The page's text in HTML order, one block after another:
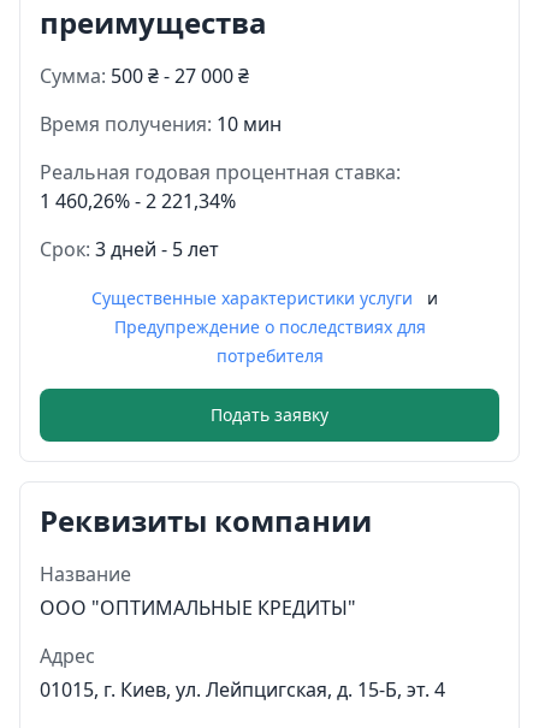
преимущества
Сумма: 500 ₴ - 27 000 ₴
Время получения: 10 мин
Реальная годовая процентная ставка:
1 460,26% - 2 221,34%
Срок: 3 дней - 5 лет
Существенные характеристики услуги
и
Предупреждение о последствиях для
потребителя
Подать заявку
Реквизиты компании
Название
OOO "ОПТИМАЛЬНЫЕ КРЕДИТЫ"
Адрес
01015, г. Киев, ул. Лейпцигская, д. 15-Б, эт. 4